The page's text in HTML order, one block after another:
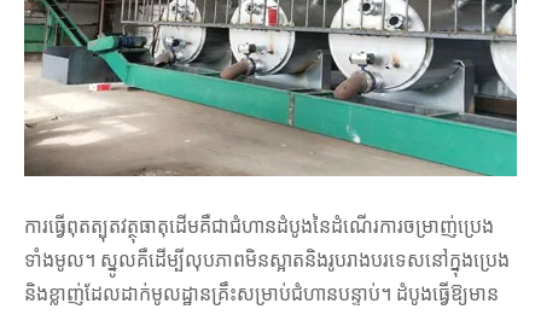
ការធ្វើពុតត្បុតវត្ថុធាតុដើមគឺជាជំហានដំបូងនៃដំណើរការចម្រាញ់ប្រេង
ទាំងមូល។ ស្នូលគឺដើម្បីលុបភាពមិនស្អាតនិងរូបរាងបរទេសនៅក្នុងប្រេង
និងខ្លាញ់ដែលដាក់មូលដ្ឋានគ្រឹះសម្រាប់ជំហានបន្ទាប់។ ដំបូងធ្វើឱ្យមាន